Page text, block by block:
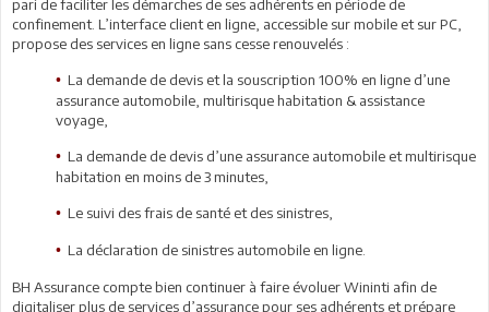
pari de faciliter les démarches de ses adhérents en période de
confinement. L’interface client en ligne, accessible sur mobile et sur PC,
propose des services en ligne sans cesse renouvelés :
• La demande de devis et la souscription 100% en ligne d’une
assurance automobile, multirisque habitation & assistance
voyage,
• La demande de devis d’une assurance automobile et multirisque
habitation en moins de 3 minutes,
• Le suivi des frais de santé et des sinistres,
• La déclaration de sinistres automobile en ligne.
BH Assurance compte bien continuer à faire évoluer Wininti afin de
digitaliser plus de services d’assurance pour ses adhérents et prépare